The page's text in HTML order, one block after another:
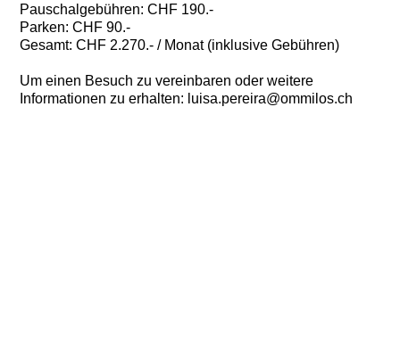
Pauschalgebühren: CHF 190.-
Parken: CHF 90.-
Gesamt: CHF 2.270.- / Monat (inklusive Gebühren)
Um einen Besuch zu vereinbaren oder weitere
Informationen zu erhalten: luisa.pereira@ommilos.ch